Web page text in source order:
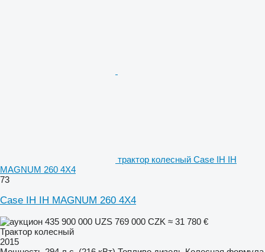
трактор колесный Case IH IH
MAGNUM 260 4X4
73
Case IH IH MAGNUM 260 4X4
435 900 000 UZS 769 000 CZK ≈ 31 780 €
Трактор колесный
2015